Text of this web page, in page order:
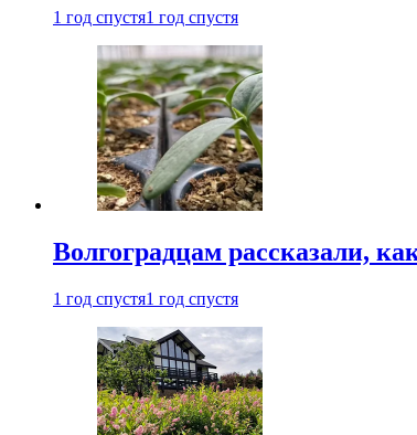
1 год спустя1 год спустя
Волгоградцам рассказали,
1 год спустя1 год спустя